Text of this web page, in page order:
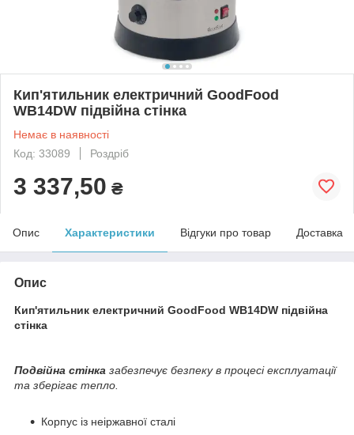
Кип'ятильник електричний GoodFood
WB14DW підвійна стінка
Немає в наявності
Код: 33089
Роздріб
3 337,50 ₴
Опис Характеристики Відгуки про товар Доставка
Опис
Кип'ятильник електричний GoodFood WB14DW підвійна
стінка
Подвійна стінка забезпечує безпеку в процесі експлуатації
та зберігає тепло.
Корпус із неіржавної сталі